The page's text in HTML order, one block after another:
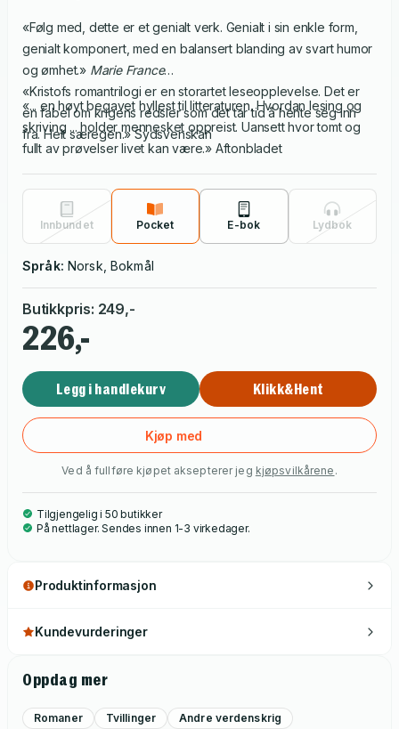
«Følg med, dette er et genialt verk. Genialt i sin enkle form,
genialt komponert, med en balansert blanding av svart humor
og ømhet.» Marie France
«Kristofs romantrilogi er en storartet leseopplevelse. Det er
en fabel om krigens redsler som det tar tid å hente seg inn
fra. Helt særegen.» Sydsvenskan
«... en høyt begavet hyllest til litteraturen. Hvordan lesing og
skriving ... holder mennesket oppreist. Uansett hvor tomt og
fullt av prøvelser livet kan være.» Aftonbladet
Innbundet Pocket E-bok Lydbok
Språk: Norsk, Bokmål
Butikkpris: 249,-
226,-
Legg i handlekurv Klikk&Hent
Kjøp med
Ved å fullføre kjøpet aksepterer jeg kjøpsvilkårene .
Tilgjengelig i 50 butikker
På nettlager. Sendes innen 1-3 virkedager.
Produktinformasjon
Kundevurderinger
Oppdag mer
Romaner Tvillinger
Andre verdenskrig